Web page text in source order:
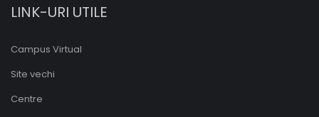
LINK-URI UTILE
Campus Virtual
Site vechi
Centre